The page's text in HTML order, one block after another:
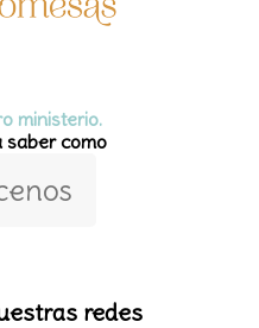
ministerio.
saber como
redes